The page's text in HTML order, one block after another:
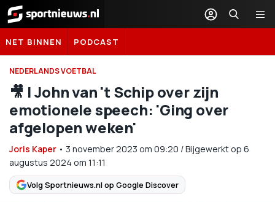
Sportnieuws.nl
NET BINNEN PODCAST
NEDERLANDS VOETBAL
🎥 | John van 't Schip over zijn
emotionele speech: 'Ging over
afgelopen weken'
Joris Kaper • 3 november 2023 om 09:20 /Bijgewerkt op 6
augustus 2024 om 11:11
Volg Sportnieuws.nl op Google Discover